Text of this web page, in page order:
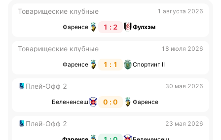
Товарищеские клубные 1 августа 2026
Фаренсе 1 : 2 Фулхэм
Товарищеские клубные 18 июля 2026
Фаренсе 1 : 1 Спортинг II
Плей-Офф 2 30 мая 2026
Белененсеш 0 : 0 Фаренсе
Плей-Офф 2 23 мая 2026